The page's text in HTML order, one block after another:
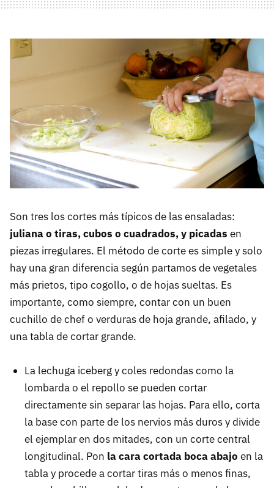
Son tres los cortes más típicos de las ensaladas:
juliana o tiras, cubos o cuadrados, y picadas en
piezas irregulares. El método de corte es simple y solo
hay una gran diferencia según partamos de vegetales
más prietos, tipo cogollo, o de hojas sueltas. Es
importante, como siempre, contar con un buen
cuchillo de chef o verduras de hoja grande, afilado, y
una tabla de cortar grande.
La lechuga iceberg y coles redondas como la
lombarda o el repollo se pueden cortar
directamente sin separar las hojas. Para ello, corta
la base con parte de los nervios más duros y divide
el ejemplar en dos mitades, con un corte central
longitudinal. Pon la cara cortada boca abajo en la
tabla y procede a cortar tiras más o menos finas,